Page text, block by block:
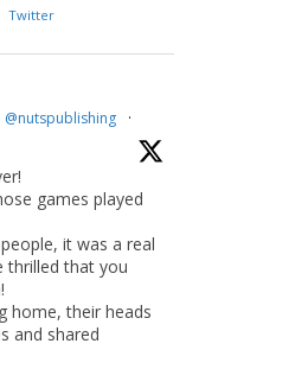
Twitter
@nutspublishing
·
games played
it was a real
thrilled that you
home, their heads
and shared